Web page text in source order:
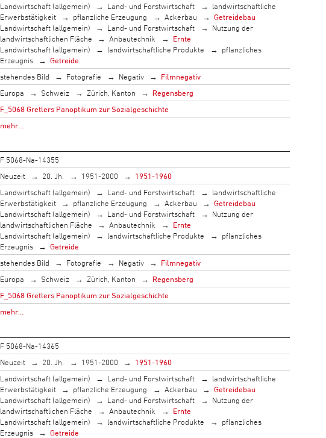
Landwirtschaft (allgemein) Land- und Forstwirtschaft
landwirtschaftliche
Erwerbstätigkeit
pflanzliche Erzeugung Ackerbau
Getreidebau
Landwirtschaft (allgemein)
Land- und Forstwirtschaft
Nutzung der
landwirtschaftlichen Fläche
Anbautechnik
Ernte
Landwirtschaft (allgemein)
landwirtschaftliche Produkte
pflanzliches
Erzeugnis
Getreide
stehendes Bild Fotografie Negativ
Filmnegativ
Europa Schweiz Zürich, Kanton
Regensberg
F_5068 Gretlers Panoptikum zur Sozialgeschichte
mehr…
F 5068-Na-14355
Neuzeit 20. Jh. 1951-2000
1951-1960
Landwirtschaft (allgemein) Land- und Forstwirtschaft
landwirtschaftliche
Erwerbstätigkeit
pflanzliche Erzeugung Ackerbau
Getreidebau
Landwirtschaft (allgemein)
Land- und Forstwirtschaft
Nutzung der
landwirtschaftlichen Fläche
Anbautechnik
Ernte
Landwirtschaft (allgemein)
landwirtschaftliche Produkte
pflanzliches
Erzeugnis
Getreide
stehendes Bild Fotografie Negativ
Filmnegativ
Europa Schweiz Zürich, Kanton
Regensberg
F_5068 Gretlers Panoptikum zur Sozialgeschichte
mehr…
F 5068-Na-14365
Neuzeit 20. Jh. 1951-2000
1951-1960
Landwirtschaft (allgemein) Land- und Forstwirtschaft
landwirtschaftliche
Erwerbstätigkeit
pflanzliche Erzeugung Ackerbau
Getreidebau
Landwirtschaft (allgemein)
Land- und Forstwirtschaft
Nutzung der
landwirtschaftlichen Fläche
Anbautechnik
Ernte
Landwirtschaft (allgemein)
landwirtschaftliche Produkte
pflanzliches
Erzeugnis
Getreide